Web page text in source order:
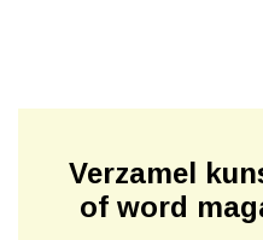
Verzamel
of word